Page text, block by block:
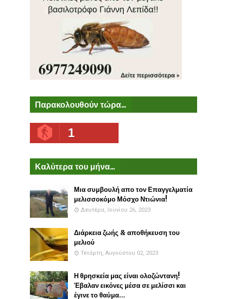
Παρακολουθούν τώρα...
1
Καλύτερα του μήνα...
Μια συμβουλή απο τον Επαγγελματία
μελισσοκόμο Μόσχο Ντιώνια!
Δευτέρα, Ιουνίου 26, 2023
Διάρκεια ζωής & αποθήκευση του
μελιού
Τετάρτη, Αυγούστου 02, 2023
Η θρησκεία μας είναι ολοζώντανη!
Έβαλαν εικόνες μέσα σε μελίσσι και
έγινε το θαύμα...